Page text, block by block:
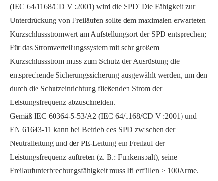
(IEC 64/1168/CD V :2001) wird die SPD' Die Fähigkeit zur
Unterdrückung von Freiläufen sollte dem maximalen erwarteten
Kurzschlussstromwert am Aufstellungsort der SPD entsprechen;
Für das Stromverteilungssystem mit sehr großem
Kurzschlussstrom muss zum Schutz der Ausrüstung die
entsprechende Sicherungssicherung ausgewählt werden, um den
durch die Schutzeinrichtung fließenden Strom der
Leistungsfrequenz abzuschneiden.
Gemäß IEC 60364-5-53/A2 (IEC 64/1168/CD V :2001) und
EN 61643-11 kann bei Betrieb des SPD zwischen der
Neutralleitung und der PE-Leitung ein Freilauf der
Leistungsfrequenz auftreten (z. B.: Funkenspalt), seine
Freilaufunterbrechungsfähigkeit muss Ifi erfüllen ≥ 100Arme.